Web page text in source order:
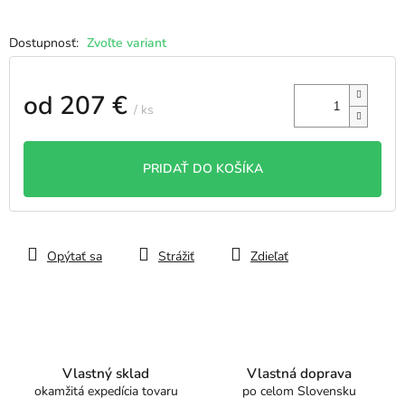
Zvoľte variant
od 207 € / ks
PRIDAŤ DO KOŠÍKA
Opýtať sa Strážiť Zdieľať
Vlastný sklad
okamžitá expedícia tovaru
Vlastná doprava
po celom Slovensku